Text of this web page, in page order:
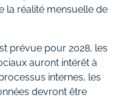
la réalité mensuelle de
prévue pour 2028, les
auront intérêt à
internes, les
devront être